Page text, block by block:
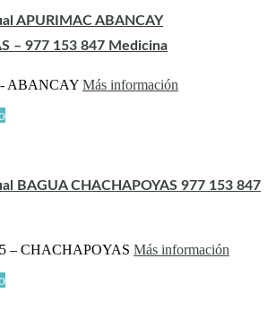
APURIMAC ABANCAY
– 977 153 847 Medicina
- ABANCAY Más información
BAGUA CHACHAPOYAS 977 153 847
– CHACHAPOYAS Más información